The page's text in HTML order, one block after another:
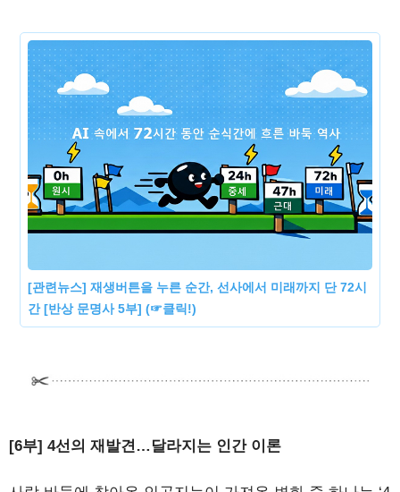
[관련뉴스] 재생버튼을 누른 순간, 선사에서 미래까지 단 72시
간 [반상 문명사 5부] (☞클릭!)
[6부] 4선의 재발견…달라지는 인간 이론